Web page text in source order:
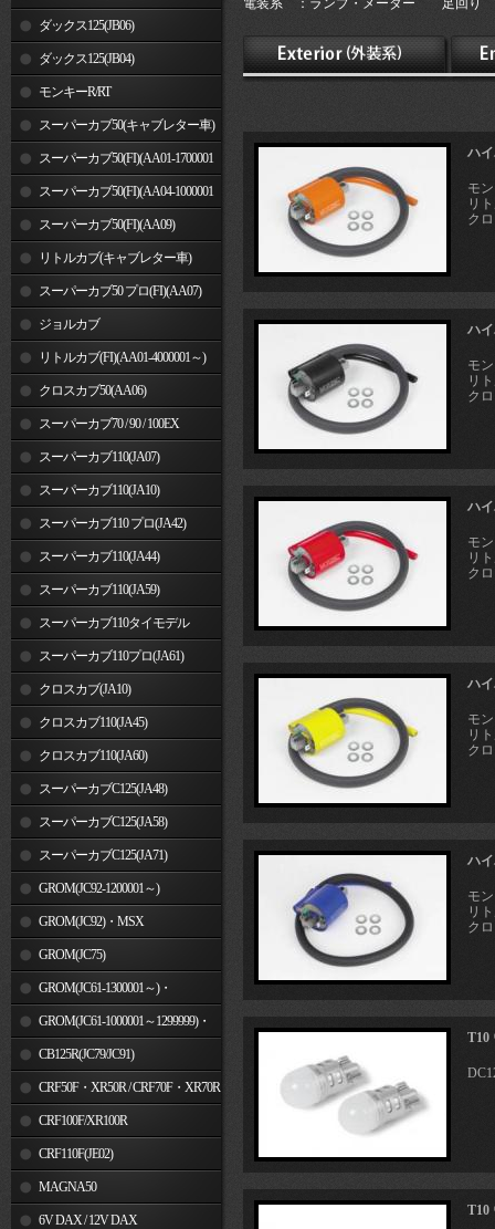
ダックス125(JB06)
ダックス125(JB04)
モンキーR/RT
スーパーカブ50(キャブレター車)
スーパーカブ50(FI)(AA01-1700001
～) スーパーカブ50(FI)(AA04-1000001
～) スーパーカブ50(FI)(AA09)
リトルカブ(キャブレター車)
スーパーカブ50 プロ(FI)(AA07)
ジョルカブ
リトルカブ(FI)(AA01-4000001～)
クロスカブ50(AA06)
スーパーカブ70 / 90 / 100EX
スーパーカブ110(JA07)
スーパーカブ110(JA10)
スーパーカブ110 プロ(JA42)
スーパーカブ110(JA44)
スーパーカブ110(JA59)
スーパーカブ110タイモデル
(MLHJA56)
スーパーカブ110プロ(JA61)
クロスカブ(JA10)
クロスカブ110(JA45)
クロスカブ110(JA60)
スーパーカブC125(JA48)
スーパーカブC125(JA58)
スーパーカブC125(JA71)
GROM(JC92-1200001～)
GROM(JC92)・MSX
GROM(MLHJC92)
GROM(JC75)
GROM(JC61-1300001～)・
MSX125SF
GROM(JC61-1000001～1299999)・
MSX125CB125R(JC79/JC91)
CRF50F・XR50R / CRF70F・XR70R
CRF100F/XR100R
CRF110F(JE02)
MAGNA50
6V DAX / 12V DAX
電装系 ：ランプ・メーター 足回り
ハ
モ
リ
ク
ハ
モ
リ
ク
ハ
モ
リ
ク
ハ
モ
リ
ク
ハ
モ
リ
ク
T10
T10